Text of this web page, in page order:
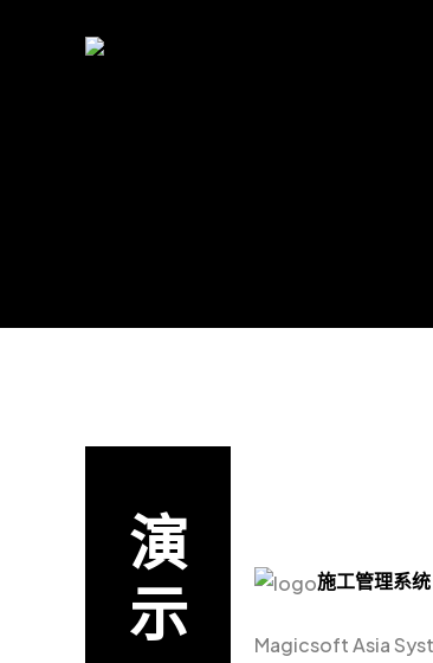
演
示
施工管理系统
Magicsoft Asia